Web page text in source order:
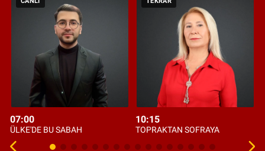
07:00
ÜLKE'DE BU SABAH
10:15
TOPRAKTAN SOFRAYA